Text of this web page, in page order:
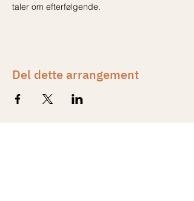
taler om efterfølgende.
Del dette arrangement